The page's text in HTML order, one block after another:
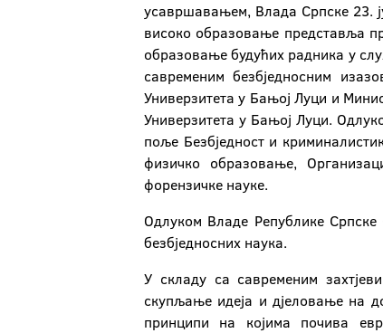
усавршавањем, Влада Српске 23.
високо образовање представља
образовање будућих радника у
савременим безбједносним
Универзитета у Бањој Луци и
Универзитета у Бањој Луци.
поље Безбједност и
физичко образовање,
форензичке науке.
Одлуком Владе Републике
безбједносних наука.
У складу са савременим
скупљање идеја и дјеловање на
принципи на којима почива